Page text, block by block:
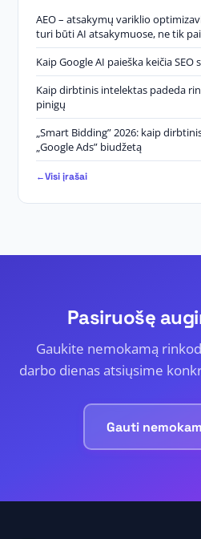
AEO – atsakymų variklio
turi būti AI atsakymuose, ne tik
Kaip Google AI paieška keičia
Kaip dirbtinis intelektas padeda
pinigų
„Smart Bidding” 2026: kaip
„Google Ads” biudžetą
Visi įrašai
Pasiruošę
Gaukite nemokamą
darbo dienas atsiųsime
Gauti